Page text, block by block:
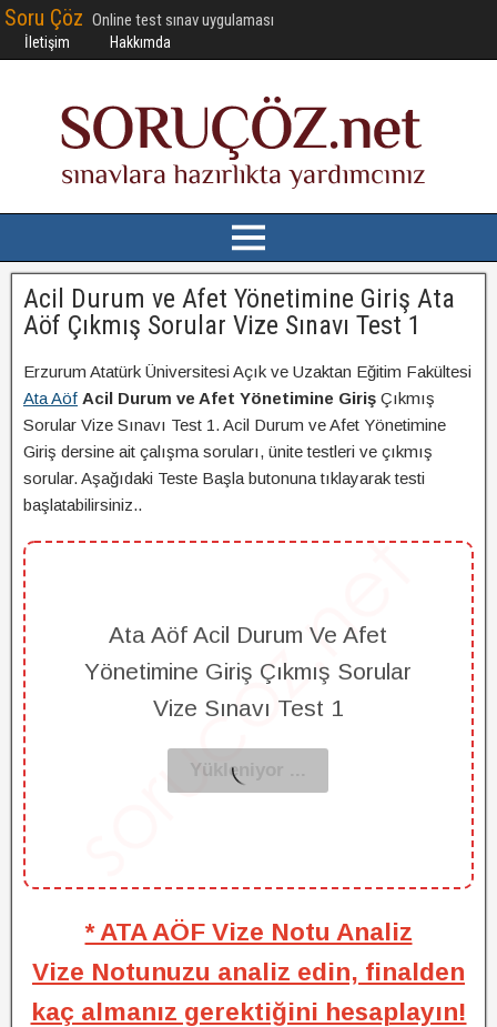
Soru Çöz Online test sınav uygulaması
İletişim Hakkımda
Acil Durum ve Afet Yönetimine Giriş Ata
Aöf Çıkmış Sorular Vize Sınavı Test 1
Erzurum Atatürk Üniversitesi Açık ve Uzaktan Eğitim Fakültesi
Ata Aöf Acil Durum ve Afet Yönetimine Giriş Çıkmış
Sorular Vize Sınavı Test 1. Acil Durum ve Afet Yönetimine
Giriş dersine ait çalışma soruları, ünite testleri ve çıkmış
sorular. Aşağıdaki Teste Başla butonuna tıklayarak testi
başlatabilirsiniz..
Ata Aöf Acil Durum Ve Afet
Yönetimine Giriş Çıkmış Sorular
Vize Sınavı Test 1
* ATA AÖF Vize Notu Analiz
Vize Notunuzu analiz edin, finalden
kaç almanız gerektiğini hesaplayın!